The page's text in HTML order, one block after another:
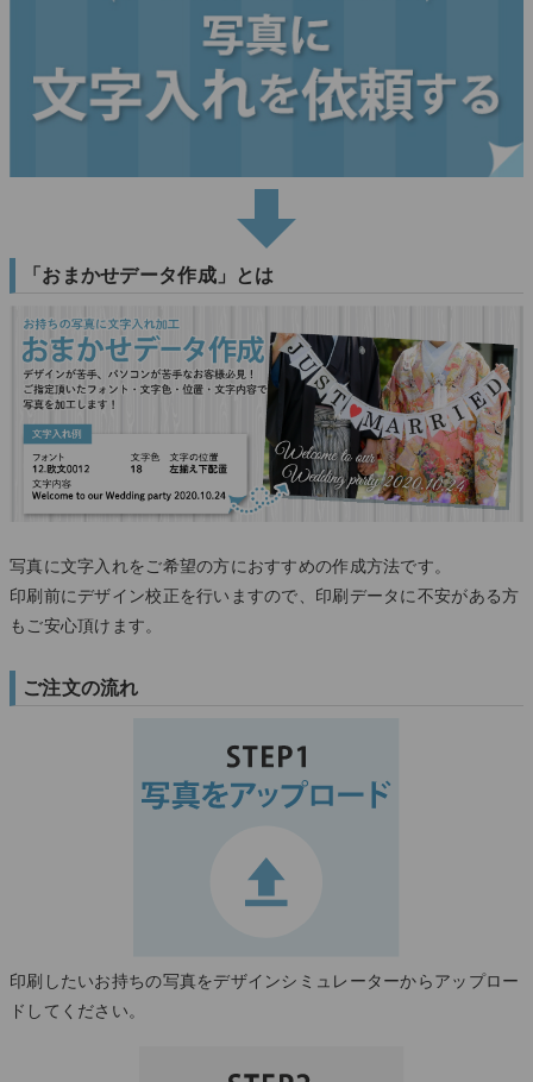
「おまかせデータ作成」とは
写真に文字入れをご希望の方におすすめの作成方法です。
印刷前にデザイン校正を行いますので、印刷データに不安がある方
もご安心頂けます。
ご注文の流れ
印刷したいお持ちの写真をデザインシミュレーターからアップロー
ドしてください。